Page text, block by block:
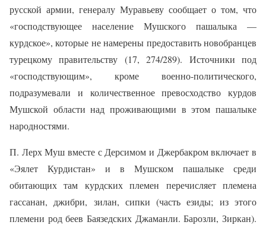
русской армии, генералу Муравьеву сообщает о том, что
«господствующее население Мушского пашалыка —
курдское», которые не намерены предоставить новобранцев
турецкому правительству (17, 274/289). Источники под
«господствующим», кроме военно-политического,
подразумевали и количественное превосходство курдов
Мушской области над проживающими в этом пашалыке
народностями.
П. Лерх Муш вместе с Дерсимом и Джербакром включает в
«Эялет Курдистан» и в Мушском пашалыке среди
обитающих там курдских племен перечисляет племена
гассанан, джибри, зилан, сипки (часть езиды; из этого
племени род беев Баязедских Джаманли. Барозли, Зиркан).